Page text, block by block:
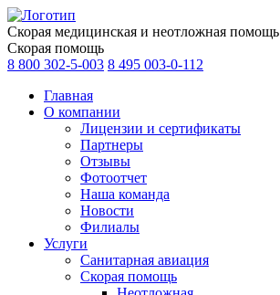
Скорая медицинская и неотложная помощь
Скорая помощь
8 800 302-5-003 8 495 003-0-112
Главная
О компании
Лицензии и сертификаты
Партнеры
Отзывы
Фотоотчет
Наша команда
Новости
Филиалы
Услуги
Санитарная авиация
Скорая помощь